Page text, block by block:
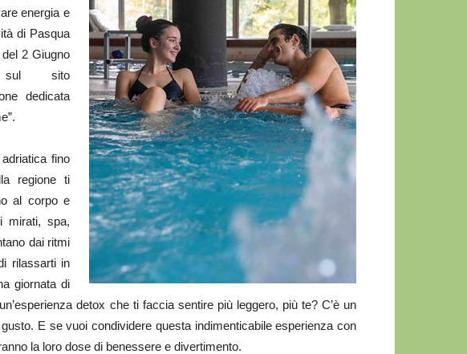
energia e
di Pasqua
2 Giugno
sul sito
dedicata
fino
regione ti
al corpo e
mirati, spa,
dai ritmi
rilassarti in
giornata di
detox che ti faccia sentire più leggero, più te? C’è un
E se vuoi condividere questa indimenticabile esperienza con
la loro dose di benessere e divertimento.